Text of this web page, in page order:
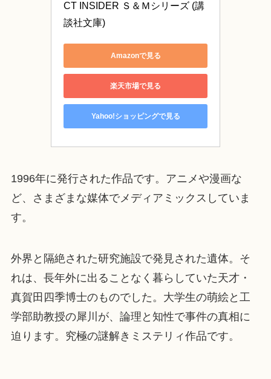
CT INSIDER Ｓ＆Ｍシリーズ (講
談社文庫)
Amazonで見る
楽天市場で見る
Yahoo!ショッピングで見る
1996年に発行された作品です。アニメや漫画な
ど、さまざまな媒体でメディアミックスしていま
す。
外界と隔絶された研究施設で発見された遺体。そ
れは、長年外に出ることなく暮らしていた天才・
真賀田四季博士のものでした。大学生の萌絵と工
学部助教授の犀川が、論理と知性で事件の真相に
迫ります。究極の謎解きミステリィ作品です。